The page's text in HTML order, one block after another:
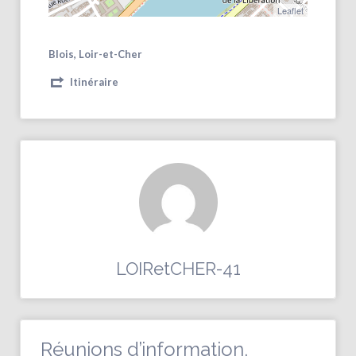
Leaflet
Blois, Loir-et-Cher
Itinéraire
LOIRetCHER-41
Réunions d’information,